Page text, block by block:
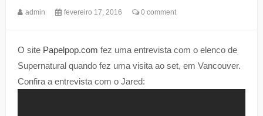
admin fevereiro 17, 2016 0 comment
O site Papelpop.com fez uma entrevista com o elenco de
Supernatural quando fez uma visita ao set, em Vancouver.
Confira a entrevista com o Jared: